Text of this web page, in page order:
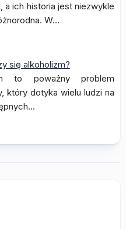
a ich historia jest niezwykle
W…
się alkoholizm?
to poważny problem
który dotyka wielu ludzi na